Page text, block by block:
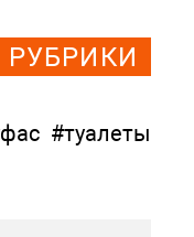
РУБРИКИ
#туалеты